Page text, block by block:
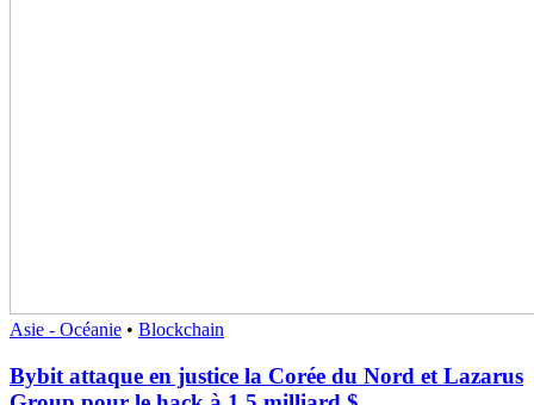
Asie - Océanie • Blockchain
Bybit attaque en justice la Corée du Nord et Lazarus